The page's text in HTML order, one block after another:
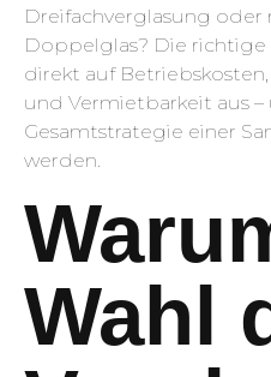
Dreifachverglasung
Doppelglas? Die
direkt auf Betriebskosten,
und Vermietbarkeit aus –
Gesamtstrategie einer
werden.
Wahl